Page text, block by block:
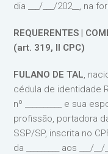
dia ___/___/202__, na
REQUERENTES |
(art. 319, II CPC)
FULANO DE TAL,
cédula de identidade
nº __________ e sua
profissão, portadora
SSP/SP, inscrita no
da _________ aos